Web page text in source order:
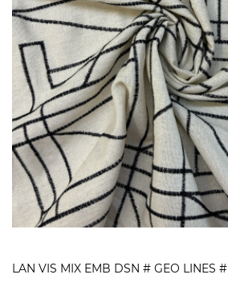
LAN VIS MIX EMB DSN # GEO LINES